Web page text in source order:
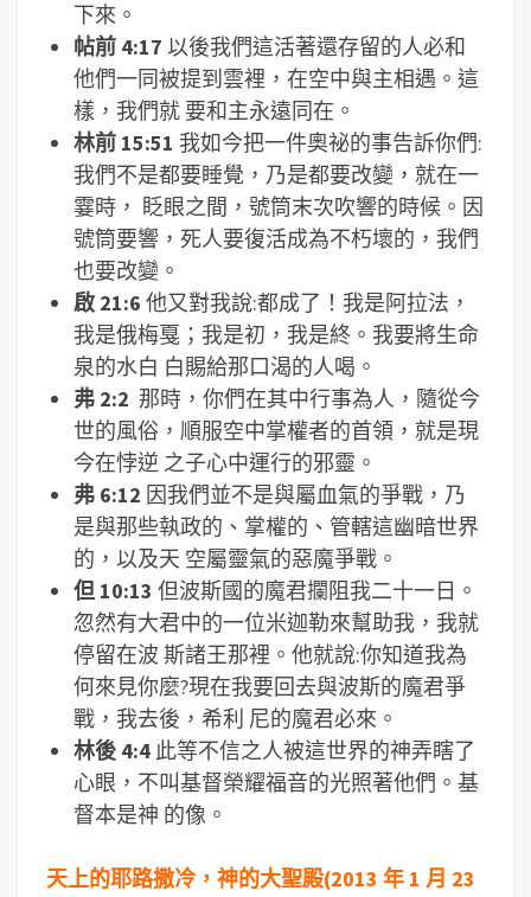
下來。
帖前 4:17 以後我們這活著還存留的人必和
他們一同被提到雲裡，在空中與主相遇。這
樣，我們就 要和主永遠同在。
林前 15:51 我如今把一件奧祕的事告訴你們:
我們不是都要睡覺，乃是都要改變，就在一
霎時， 眨眼之間，號筒末次吹響的時候。因
號筒要響，死人要復活成為不朽壞的，我們
也要改變。
啟 21:6 他又對我說:都成了！我是阿拉法，
我是俄梅戛；我是初，我是終。我要將生命
泉的水白 白賜給那口渴的人喝。
弗 2:2 那時，你們在其中行事為人，隨從今
世的風俗，順服空中掌權者的首領，就是現
今在悖逆 之子心中運行的邪靈。
弗 6:12 因我們並不是與屬血氣的爭戰，乃
是與那些執政的、掌權的、管轄這幽暗世界
的，以及天 空屬靈氣的惡魔爭戰。
但 10:13 但波斯國的魔君攔阻我二十一日。
忽然有大君中的一位米迦勒來幫助我，我就
停留在波 斯諸王那裡。他就說:你知道我為
何來見你麼?現在我要回去與波斯的魔君爭
戰，我去後，希利 尼的魔君必來。
林後 4:4此等不信之人被這世界的神弄瞎了
心眼，不叫基督榮耀福音的光照著他們。基
督本是神 的像。
天上的耶路撒冷，神的大聖殿(2013 年 1 月 23